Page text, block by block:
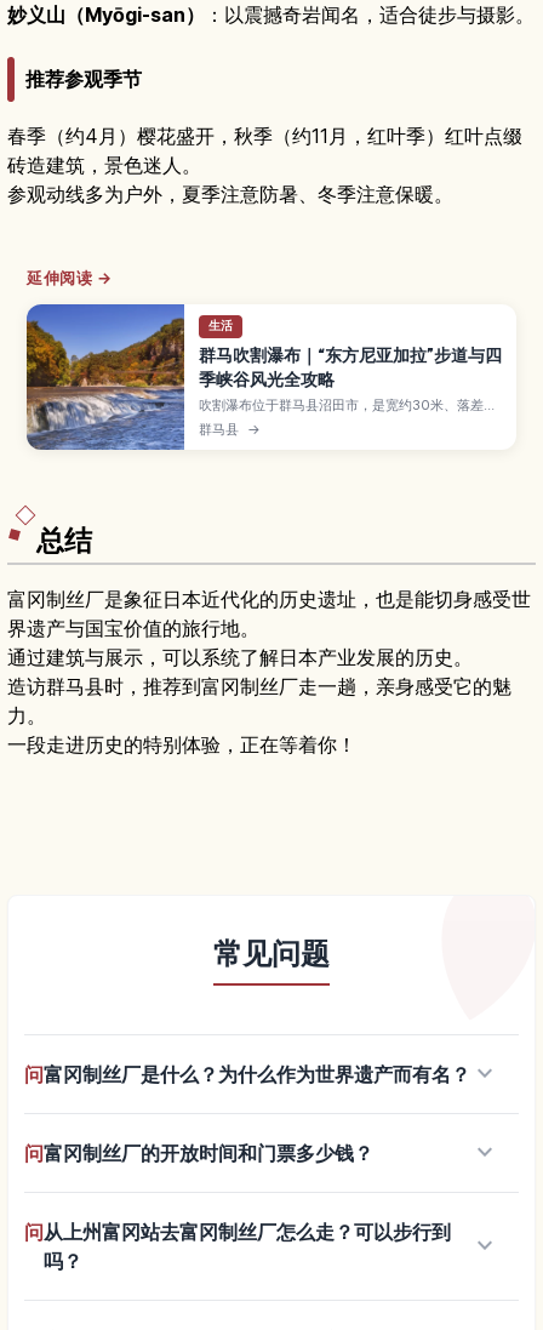
妙义山（Myōgi-san）
：以震撼奇岩闻名，适合徒步与摄影。
推荐参观季节
春季（约4月）樱花盛开，秋季（约11月，红叶季）红叶点缀
砖造建筑，景色迷人。
参观动线多为户外，夏季注意防暑、冬季注意保暖。
延伸阅读 →
生活
群马吹割瀑布｜“东方尼亚加拉”步道与四
季峡谷风光全攻略
吹割瀑布位于群马县沼田市，是宽约30米、落差约
7米的壮观瀑布，被誉为“东方的尼亚加拉”，并被指
定为天然纪念物与名胜。本文将介绍沿溪谷设置的
群马县 →
总结
富冈制丝厂是象征日本近代化的历史遗址，也是能切身感受世
界遗产与国宝价值的旅行地。
通过建筑与展示，可以系统了解日本产业发展的历史。
造访群马县时，推荐到富冈制丝厂走一趟，亲身感受它的魅
力。
一段走进历史的特别体验，正在等着你！
常见问题
问富冈制丝厂是什么？为什么作为世界遗产而有名？ keyboard_arrow_down
问富冈制丝厂的开放时间和门票多少钱？ keyboard_arrow_down
问从上州富冈站去富冈制丝厂怎么走？可以步行到
吗？
keyboard_arrow_down